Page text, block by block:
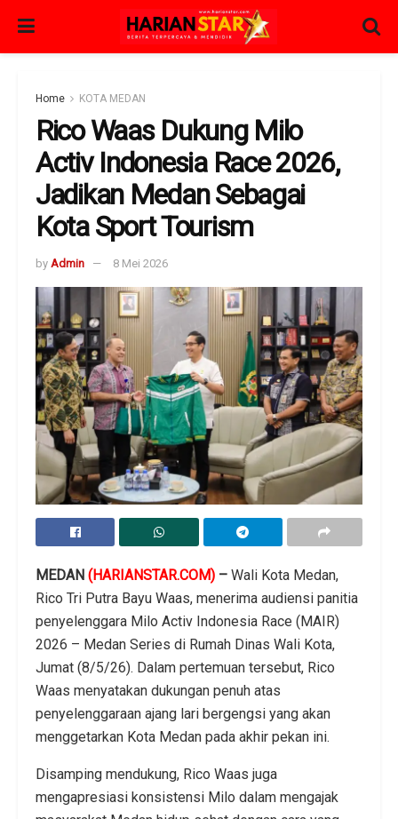
Home KOTA MEDAN
Rico Waas Dukung Milo
Activ Indonesia Race 2026,
Jadikan Medan Sebagai
Kota Sport Tourism
by Admin 8 Mei 2026
MEDAN (HARIANSTAR.COM) – Wali Kota Medan,
Rico Tri Putra Bayu Waas, menerima audiensi panitia
penyelenggara Milo Activ Indonesia Race (MAIR)
2026 – Medan Series di Rumah Dinas Wali Kota,
Jumat (8/5/26). Dalam pertemuan tersebut, Rico
Waas menyatakan dukungan penuh atas
penyelenggaraan ajang lari bergengsi yang akan
menggetarkan Kota Medan pada akhir pekan ini.
Disamping mendukung, Rico Waas juga
mengapresiasi konsistensi Milo dalam mengajak